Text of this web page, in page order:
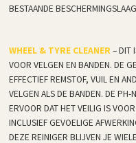
BESTAANDE
WHEEL & TYRE CLEANER– DIT
VOOR VELGEN EN BANDEN. DE
EFFECTIEF REMSTOF, VUIL EN
VELGEN ALS DE BANDEN. DE
ERVOOR DAT HET VEILIG IS
INCLUSIEF GEVOELIGE
DEZE REINIGER BLIJVEN JE